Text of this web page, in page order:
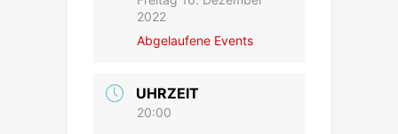
2022
Abgelaufene Events
UHRZEIT
20:00